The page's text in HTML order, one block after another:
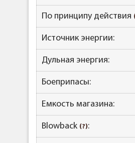
По принципу действия
Источник энергии:
Дульная энергия:
Боеприпасы:
Емкость магазина:
Blowback (?):